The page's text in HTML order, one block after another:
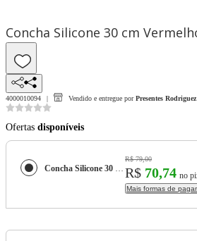
Concha Silicone 30 cm
4000010094 Vendido e entregue por Presentes Rodriguez
Ofertas disponíveis
Concha Silicone 30 cm Vermelho Brinox
R$ 79,00
R$ 70,74 no
Mais formas de